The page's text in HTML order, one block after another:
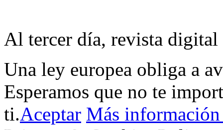
Al tercer día, revista digital
Una ley europea obliga a
Esperamos que no te
ti.Aceptar Más